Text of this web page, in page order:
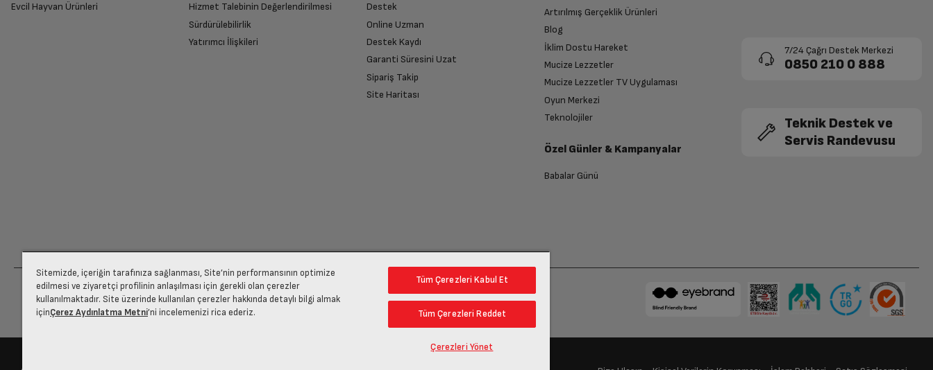
Evcil Hayvan Ürünleri
Hizmet Talebinin Değerlendirilmesi
Sürdürülebilirlik
Yatırımcı İlişkileri
Destek
Online Uzman
Destek Kaydı
Garanti Süresini Uzat
Sipariş Takip
Site Haritası
Artırılmış Gerçeklik Ürünleri
Blog
İklim Dostu Hareket
Mucize Lezzetler
Mucize Lezzetler TV Uygulaması
Oyun Merkezi
Teknolojiler
Özel Günler & Kampanyalar
Babalar Günü
7/24 Çağrı Destek Merkezi
0850 210 0 888
Teknik Destek ve
Servis Randevusu
Sitemizde, içeriğin tarafınıza sağlanması, Site’nin performansının optimize
edilmesi ve ziyaretçi profilinin anlaşılması için gerekli olan çerezler
kullanılmaktadır. Site üzerinde kullanılan çerezler hakkında detaylı bilgi almak
içinÇerez Aydınlatma Metni’ni incelemenizi rica ederiz.
Tüm Çerezleri Kabul Et
Tüm Çerezleri Reddet
Çerezleri Yönet